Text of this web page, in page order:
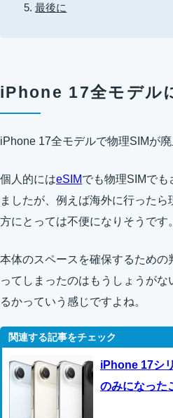
最後に
iPhone 17全モデル
iPhone 17全モデルで物理SIMが廃
個人的にはeSIMでも物理SIMでも
ましたが、例えば海外に行ったら
方にとっては不便になりそうです。
本体のスペースを確保するための
ってしまったのはもうしょうが
るかっていう感じですよね。
iPhone 17シ
のみになった